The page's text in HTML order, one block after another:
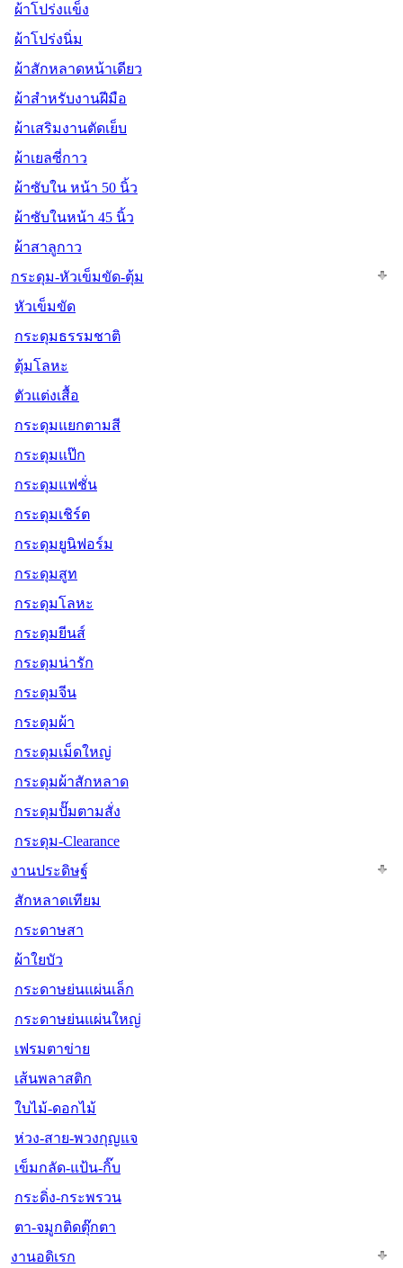
ผ้าโปร่งแข็ง
ผ้าโปร่งนิ่ม
ผ้าสักหลาดหน้าเดียว
ผ้าสำหรับงานฝีมือ
ผ้าเสริมงานตัดเย็บ
ผ้าเยลซี่กาว
ผ้าซับใน หน้า 50 นิ้ว
ผ้าซับในหน้า 45 นิ้ว
ผ้าสาลูกาว
กระดุม-หัวเข็มขัด-ตุ้ม
หัวเข็มขัด
กระดุมธรรมชาติ
ตุ้มโลหะ
ตัวแต่งเสื้อ
กระดุมแยกตามสี
กระดุมแป๊ก
กระดุมแฟชั่น
กระดุมเชิร์ต
กระดุมยูนิฟอร์ม
กระดุมสูท
กระดุมโลหะ
กระดุมยีนส์
กระดุมน่ารัก
กระดุมจีน
กระดุมผ้า
กระดุมเม็ดใหญ่
กระดุมผ้าสักหลาด
กระดุมปั๊มตามสั่ง
กระดุม-Clearance
งานประดิษฐ์
สักหลาดเทียม
กระดาษสา
ผ้าใยบัว
กระดาษย่นแผ่นเล็ก
กระดาษย่นแผ่นใหญ่
เฟรมตาข่าย
เส้นพลาสติก
ใบไม้-ดอกไม้
ห่วง-สาย-พวงกุญแจ
เข็มกลัด-แป้น-กิ๊บ
กระดิ่ง-กระพรวน
ตา-จมูกติดตุ๊กตา
งานอดิเรก